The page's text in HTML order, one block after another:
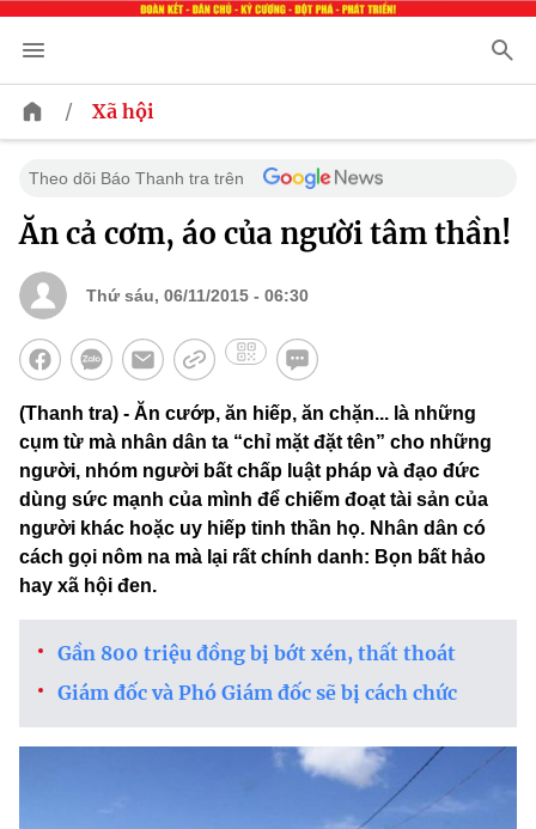
/ Xã hội
Theo dõi Báo Thanh tra trên
Ăn cả cơm, áo của người tâm thần!
Thứ sáu, 06/11/2015 - 06:30
(Thanh tra) - Ăn cướp, ăn hiếp, ăn chặn... là những
cụm từ mà nhân dân ta “chỉ mặt đặt tên” cho những
người, nhóm người bất chấp luật pháp và đạo đức
dùng sức mạnh của mình để chiếm đoạt tài sản của
người khác hoặc uy hiếp tinh thần họ. Nhân dân có
cách gọi nôm na mà lại rất chính danh: Bọn bất hảo
hay xã hội đen.
Gần 800 triệu đồng bị bớt xén, thất thoát
Giám đốc và Phó Giám đốc sẽ bị cách chức